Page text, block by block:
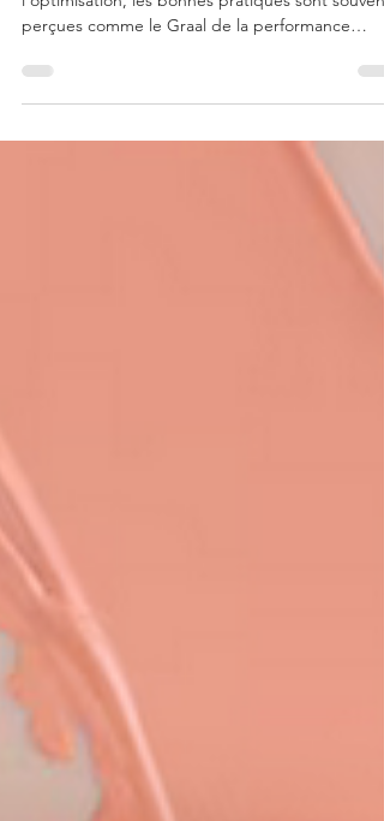
Dans un monde obsédé par l'efficacité et
l'optimisation, les bonnes pratiques sont souvent
perçues comme le Graal de la performance
parfaitement fonctionné dans un contexte peut
s’avérer inefficace — voire contre-productif —